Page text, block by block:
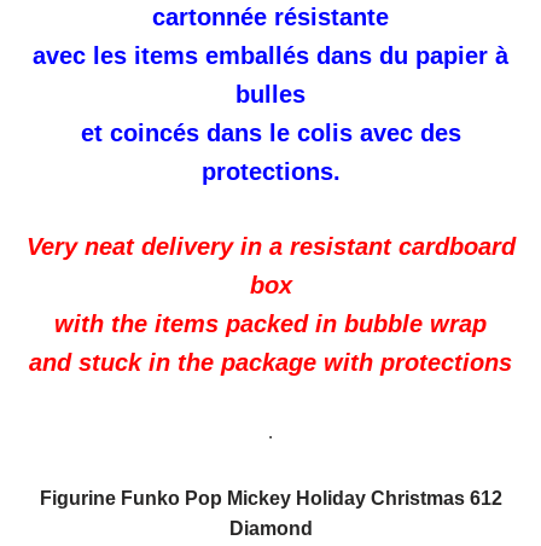
cartonnée résistante
avec les items emballés dans du papier à
bulles
et coincés dans le colis avec des
protections.
Very neat delivery in a resistant cardboard
box
with the items packed in bubble wrap
and stuck in the package with protections
.
Figurine Funko Pop Mickey Holiday Christmas 612
Diamond